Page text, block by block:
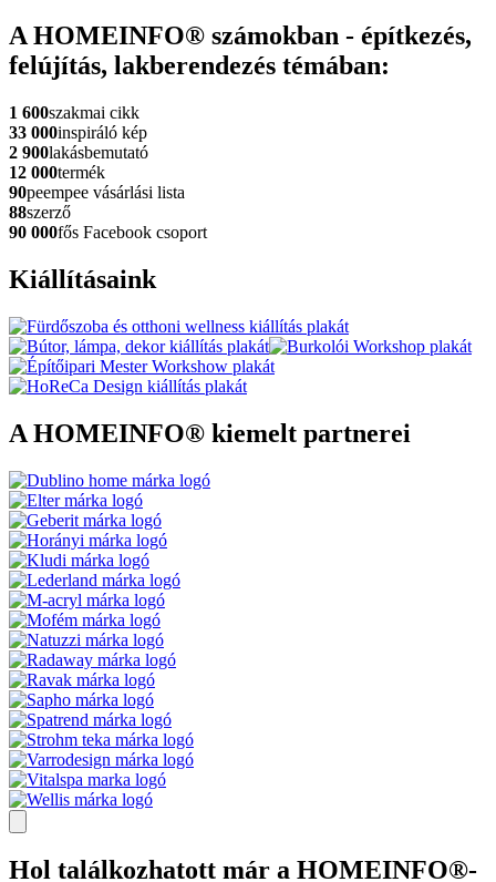
A HOMEINFO® számokban - építkezés,
felújítás, lakberendezés témában:
1 600szakmai cikk
33 000inspiráló kép
2 900lakásbemutató
12 000termék
90peempee vásárlási lista
88szerző
90 000fős Facebook csoport
Kiállításaink
A HOMEINFO® kiemelt partnerei
Hol találkozhatott már a HOMEINFO®-